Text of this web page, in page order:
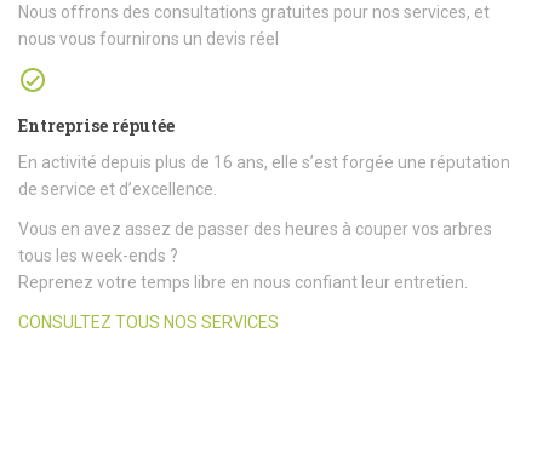
Nous offrons des consultations gratuites pour nos services, et
nous vous fournirons un devis réel
Entreprise réputée
En activité depuis plus de 16 ans, elle s’est forgée une réputation
de service et d’excellence.
Vous en avez assez de passer des heures à couper vos arbres
tous les week-ends ?
Reprenez votre temps libre en nous confiant leur entretien.
CONSULTEZ TOUS NOS SERVICES